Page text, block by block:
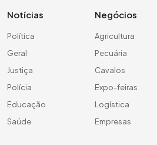
Notícias
Política
Geral
Justiça
Polícia
Educação
Saúde
Negócios
Agricultura
Pecuária
Cavalos
Expo-feiras
Logística
Empresas